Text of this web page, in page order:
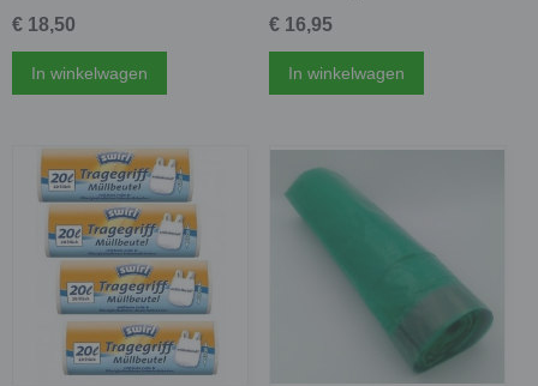
€ 18,50
In winkelwagen
€ 16,95
In winkelwagen